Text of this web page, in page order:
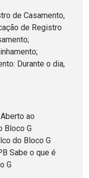
de Casamento,
de Registro
Durante o dia,
ao
Bloco G
do Bloco G
Sabe o que é
G